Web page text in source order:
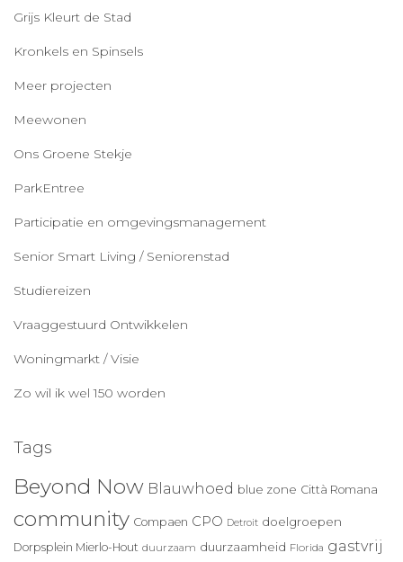
Grijs Kleurt de Stad
Kronkels en Spinsels
Meer projecten
Meewonen
Ons Groene Stekje
ParkEntree
Participatie en omgevingsmanagement
Senior Smart Living / Seniorenstad
Studiereizen
Vraaggestuurd Ontwikkelen
Woningmarkt / Visie
Zo wil ik wel 150 worden
Tags
Beyond Now Blauwhoed blue zone Città Romana
community Compaen CPO Detroit doelgroepen
Dorpsplein Mierlo-Hout duurzaam duurzaamheid Florida gastvrij